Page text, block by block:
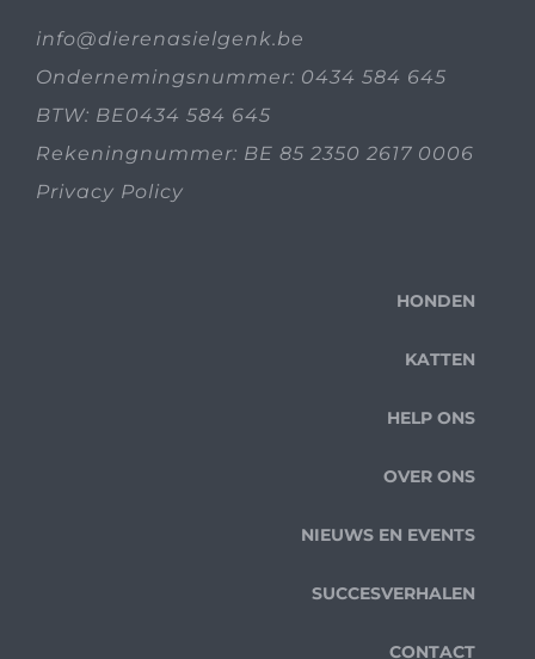
info@dierenasielgenk.be
Ondernemingsnummer: 0434 584 645
BTW: BE0434 584 645
Rekeningnummer: BE 85 2350 2617 0006
Privacy Policy
HONDEN
KATTEN
HELP ONS
OVER ONS
NIEUWS EN EVENTS
SUCCESVERHALEN
CONTACT